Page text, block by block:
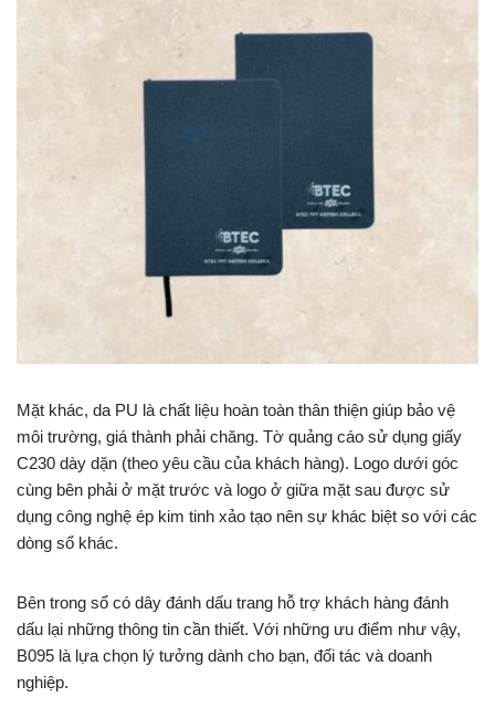
Mặt khác, da PU là chất liệu hoàn toàn thân thiện giúp bảo vệ
môi trường, giá thành phải chăng. Tờ quảng cáo sử dụng giấy
C230 dày dặn (theo yêu cầu của khách hàng). Logo dưới góc
cùng bên phải ở mặt trước và logo ở giữa mặt sau được sử
dụng công nghệ ép kim tinh xảo tạo nên sự khác biệt so với các
dòng sổ khác.
Bên trong sổ có dây đánh dấu trang hỗ trợ khách hàng đánh
dấu lại những thông tin cần thiết. Với những ưu điểm như vậy,
B095 là lựa chọn lý tưởng dành cho bạn, đối tác và doanh
nghiệp.